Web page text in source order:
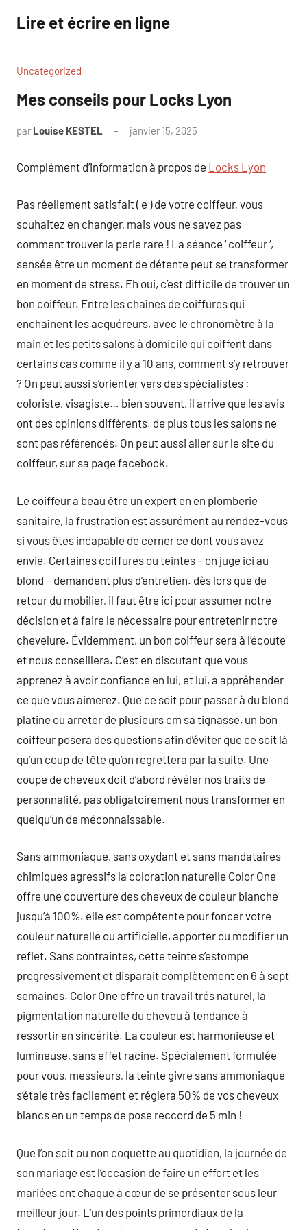
contenu
Lire et écrire en ligne
Uncategorized
Mes conseils pour Locks Lyon
par Louise KESTEL janvier 15, 2025
Complément d’information à propos de Locks Lyon
Pas réellement satisfait ( e ) de votre coiffeur, vous
souhaitez en changer, mais vous ne savez pas
comment trouver la perle rare ! La séance ‘ coiffeur ‘,
sensée être un moment de détente peut se transformer
en moment de stress. Eh oui, c’est difficile de trouver un
bon coiffeur. Entre les chaînes de coiffures qui
enchaînent les acquéreurs, avec le chronomètre à la
main et les petits salons à domicile qui coiffent dans
certains cas comme il y a 10 ans, comment s’y retrouver
? On peut aussi s’orienter vers des spécialistes :
coloriste, visagiste… bien souvent, il arrive que les avis
ont des opinions différents. de plus tous les salons ne
sont pas référencés. On peut aussi aller sur le site du
coiffeur, sur sa page facebook.
Le coiffeur a beau être un expert en en plomberie
sanitaire, la frustration est assurément au rendez-vous
si vous êtes incapable de cerner ce dont vous avez
envie. Certaines coiffures ou teintes – on juge ici au
blond – demandent plus d’entretien. dès lors que de
retour du mobilier, il faut être ici pour assumer notre
décision et à faire le nécessaire pour entretenir notre
chevelure. Évidemment, un bon coiffeur sera à l’écoute
et nous conseillera. C’est en discutant que vous
apprenez à avoir confiance en lui, et lui, à appréhender
ce que vous aimerez. Que ce soit pour passer à du blond
platine ou arreter de plusieurs cm sa tignasse, un bon
coiffeur posera des questions afin d’éviter que ce soit là
qu’un coup de tête qu’on regrettera par la suite. Une
coupe de cheveux doit d’abord révéler nos traits de
personnalité, pas obligatoirement nous transformer en
quelqu’un de méconnaissable.
Sans ammoniaque, sans oxydant et sans mandataires
chimiques agressifs la coloration naturelle Color One
offre une couverture des cheveux de couleur blanche
jusqu’à 100%. elle est compétente pour foncer votre
couleur naturelle ou artificielle, apporter ou modifier un
reflet. Sans contraintes, cette teinte s’estompe
progressivement et disparait complètement en 6 à sept
semaines. Color One offre un travail trés naturel, la
pigmentation naturelle du cheveu à tendance à
ressortir en sincérité. La couleur est harmonieuse et
lumineuse, sans effet racine. Spécialement formulée
pour vous, messieurs, la teinte givre sans ammoniaque
s’étale très facilement et réglera 50% de vos cheveux
blancs en un temps de pose reccord de 5 min !
Que l’on soit ou non coquette au quotidien, la journée de
son mariage est l’occasion de faire un effort et les
mariées ont chaque à cœur de se présenter sous leur
meilleur jour. L’un des points primordiaux de la